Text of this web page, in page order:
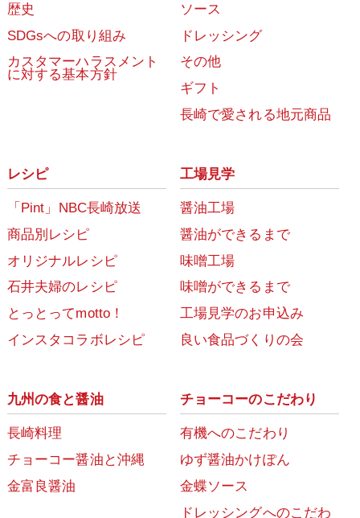
歴史
SDGsへの取り組み
カスタマーハラスメント
に対する基本方針
ソース
ドレッシング
その他
ギフト
長崎で愛される地元商品
レシピ
「Pint」NBC長崎放送
商品別レシピ
オリジナルレシピ
石井夫婦のレシピ
とっとってmotto！
インスタコラボレシピ
工場見学
醤油工場
醤油ができるまで
味噌工場
味噌ができるまで
工場見学のお申込み
良い食品づくりの会
九州の食と醤油
長崎料理
チョーコー醤油と沖縄
金富良醤油
チョーコーのこだわり
有機へのこだわり
ゆず醤油かけぽん
金蝶ソース
ドレッシングへのこだわ